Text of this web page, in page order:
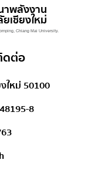
พลังงาน
เชียงใหม่
Chiang Mai University.
ดต่อ
ใหม่ 50100
8